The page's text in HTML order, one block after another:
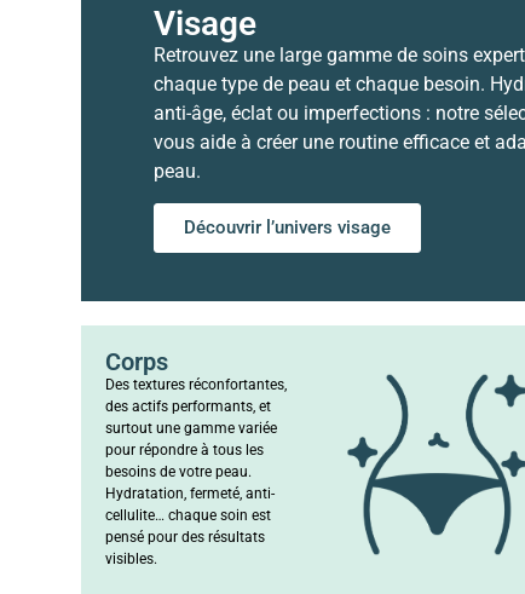
Visage
Retrouvez une large gamme de soins
chaque type de peau et chaque besoin.
anti-âge, éclat ou imperfections : notre
vous aide à créer une routine efficace et
peau.
Découvrir l’univers visage
Corps
Des textures réconfortantes,
des actifs performants, et
surtout une gamme variée
pour répondre à tous les
besoins de votre peau.
Hydratation, fermeté, anti-
cellulite… chaque soin est
pensé pour des résultats
visibles.